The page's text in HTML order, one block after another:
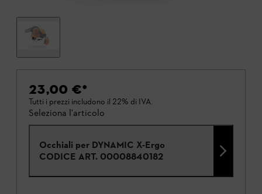
23,00 €*
Tutti i prezzi includono il 22% di IVA.
Seleziona l'articolo
Occhiali per DYNAMIC X-Ergo
CODICE ART. 00008840182